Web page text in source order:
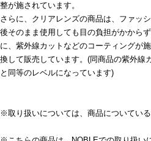
整が施されています。
さらに、クリアレンズの商品は、ファッ
後そのまま使用しても目の負担がかから
に、紫外線カットなどのコーティングが
換して販売しています。(同商品の紫外線
と同等のレベルになっています)
※取り扱いについては、商品についてい